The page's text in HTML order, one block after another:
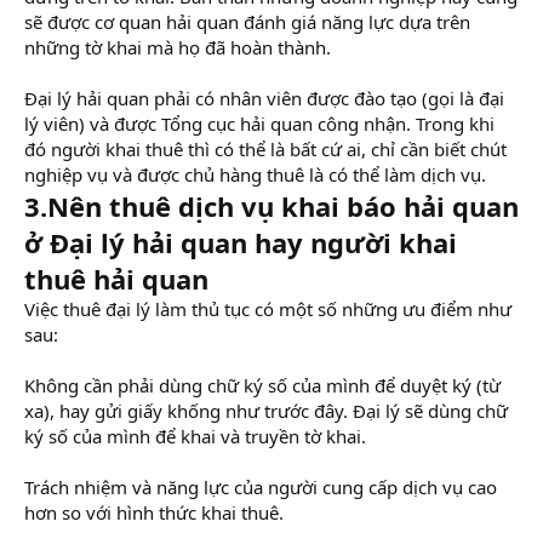
sẽ được cơ quan hải quan đánh giá năng lực dựa trên
những tờ khai mà họ đã hoàn thành.
Đại lý hải quan phải có nhân viên được đào tạo (gọi là đại
lý viên) và được Tổng cục hải quan công nhận. Trong khi
đó người khai thuê thì có thể là bất cứ ai, chỉ cần biết chút
nghiệp vụ và được chủ hàng thuê là có thể làm dịch vụ.
3.Nên thuê dịch vụ khai báo hải quan
ở Đại lý hải quan hay người khai
thuê hải quan
Việc thuê đại lý làm thủ tục có một số những ưu điểm như
sau:
Không cần phải dùng chữ ký số của mình để duyệt ký (từ
xa), hay gửi giấy khống như trước đây. Đại lý sẽ dùng chữ
ký số của mình để khai và truyền tờ khai.
Trách nhiệm và năng lực của người cung cấp dịch vụ cao
hơn so với hình thức khai thuê.